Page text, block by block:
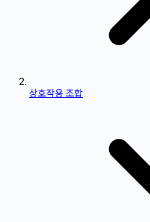
상호작용 조합